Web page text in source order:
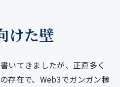
けた壁
いてきましたが、正直多く
存在で、Web3でガンガン稼